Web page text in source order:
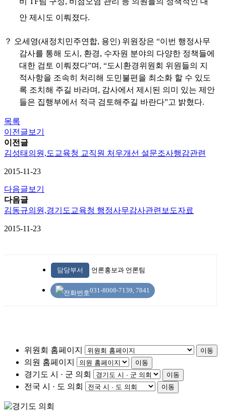
안 제시도 이뤄졌다.
？ 오세영(새정치민주연합, 용인) 위원장은 “이번 행정사무
감사를 통해 도시 , 환경, 수자원 분야의 다양한 정책들에
대한 검토 이뤄졌다”며 , “도시환경위원회 위원들의 지
적사항을 조속히 처리해 도민불편을 최소화 할 수 있도
록 조치해 주길 바라며 , 감사에서 제시된 의미 있는 제안
들은 집행부에서 적극 검토해주길 바란다”고 밝혔다.
목록
이전글보기
이전글
김성태의원,도교육청 교직원 처우개선 설문조사행감관련
2015-11-23
다음글보기
다음글
김동규의원,경기도교육청 행정사무감사관련보도자료
2015-11-23
담당부서 언론홍보과 언론팀
031-8008-7139, 7841
위원회 홈페이지 이동
의원 홈페이지 이동
경기도 시 · 군 의회 이동
전국 시 · 도 의회 이동